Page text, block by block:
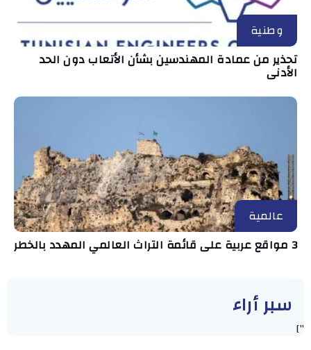
وطنية
تحذير من عمادة المهندسين بشأن الأتعاب دون الحد
الأدنى
عالمية
3 مواقع عربية على قائمة التراث العالمي المهدد بالخطر
سبر أراء
"]